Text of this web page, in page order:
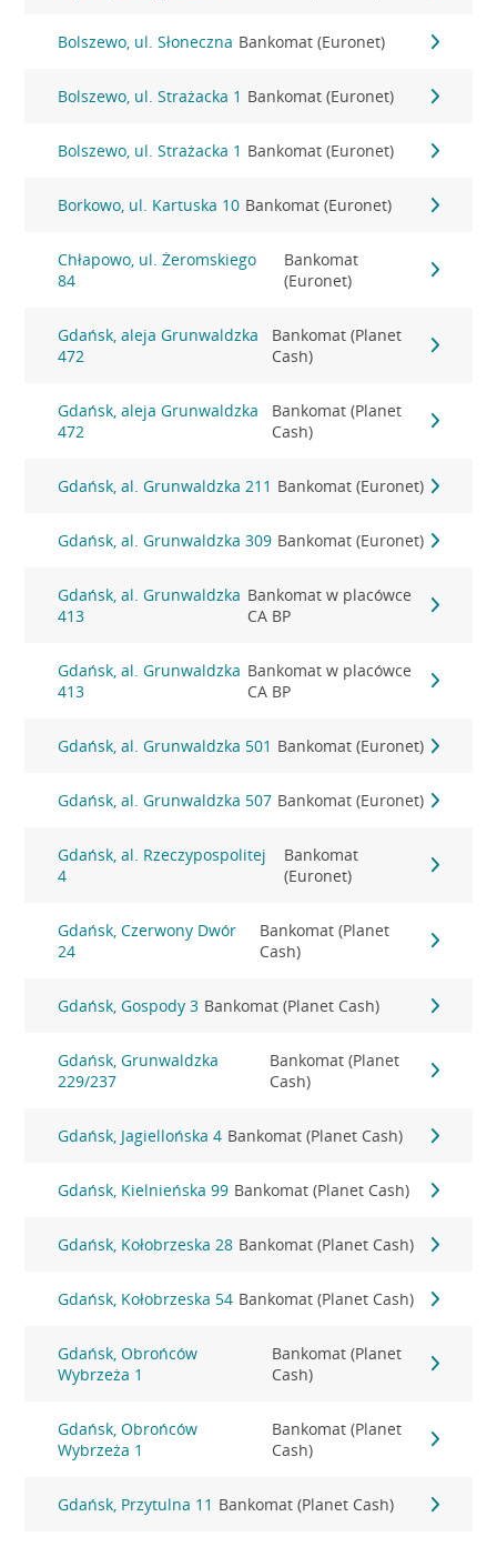
Bolszewo, ul. Słoneczna Bankomat (Euronet)
Bolszewo, ul. Strażacka 1 Bankomat (Euronet)
Bolszewo, ul. Strażacka 1 Bankomat (Euronet)
Borkowo, ul. Kartuska 10 Bankomat (Euronet)
Chłapowo, ul. Żeromskiego
84
Bankomat
(Euronet)
Gdańsk, aleja Grunwaldzka
472
Bankomat (Planet
Cash)
Gdańsk, aleja Grunwaldzka
472
Bankomat (Planet
Cash)
Gdańsk, al. Grunwaldzka 211 Bankomat (Euronet)
Gdańsk, al. Grunwaldzka 309 Bankomat (Euronet)
Gdańsk, al. Grunwaldzka
413
Bankomat w placówce
CA BP
Gdańsk, al. Grunwaldzka
413
Bankomat w placówce
CA BP
Gdańsk, al. Grunwaldzka 501 Bankomat (Euronet)
Gdańsk, al. Grunwaldzka 507 Bankomat (Euronet)
Gdańsk, al. Rzeczypospolitej
4
Bankomat
(Euronet)
Gdańsk, Czerwony Dwór
24
Bankomat (Planet
Cash)
Gdańsk, Gospody 3 Bankomat (Planet Cash)
Gdańsk, Grunwaldzka
229/237
Bankomat (Planet
Cash)
Gdańsk, Jagiellońska 4 Bankomat (Planet Cash)
Gdańsk, Kielnieńska 99 Bankomat (Planet Cash)
Gdańsk, Kołobrzeska 28 Bankomat (Planet Cash)
Gdańsk, Kołobrzeska 54 Bankomat (Planet Cash)
Gdańsk, Obrońców
Wybrzeża 1
Bankomat (Planet
Cash)
Gdańsk, Obrońców
Wybrzeża 1
Bankomat (Planet
Cash)
Gdańsk, Przytulna 11 Bankomat (Planet Cash)